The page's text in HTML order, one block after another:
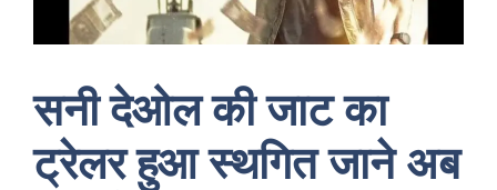
सनी देओल की जाट का
ट्रेलर हुआ स्थगित जाने अब